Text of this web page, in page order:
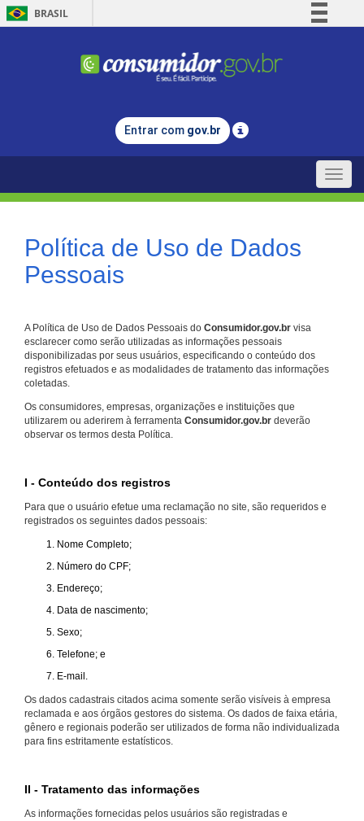
BRASIL
Comunica BR
Legislação
Entrar com gov.br
Toggle
Política de Uso de Dados
Pessoais
A Política de Uso de Dados Pessoais do Consumidor.gov.br visa
esclarecer como serão utilizadas as informações pessoais
disponibilizadas por seus usuários, especificando o conteúdo dos
registros efetuados e as modalidades de tratamento das informações
coletadas.
Os consumidores, empresas, organizações e instituições que
utilizarem ou aderirem à ferramenta Consumidor.gov.br deverão
observar os termos desta Política.
I - Conteúdo dos registros
Para que o usuário efetue uma reclamação no site, são requeridos e
registrados os seguintes dados pessoais:
Nome Completo;
Número do CPF;
Endereço;
Data de nascimento;
Sexo;
Telefone; e
E-mail.
Os dados cadastrais citados acima somente serão visíveis à empresa
reclamada e aos órgãos gestores do sistema. Os dados de faixa etária,
gênero e regionais poderão ser utilizados de forma não individualizada
para fins estritamente estatísticos.
II - Tratamento das informações
As informações fornecidas pelos usuários são registradas e